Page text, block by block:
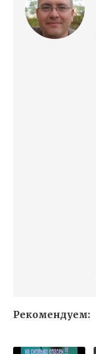
Рекомендуем: